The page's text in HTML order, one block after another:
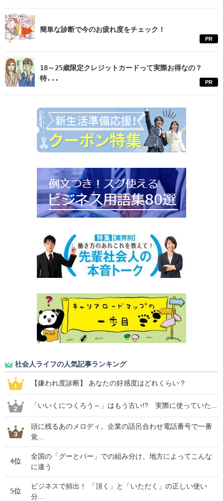
簡単な診断で今のお疲れ度をチェック！
PR
18～25歳限定クレジットカードって実際お得なの？
特...
PR
社会人ライフの人気記事ランキング
【嫌われ度診断】 あなたの好感度はどれくらい？
「いいくにつくろう～」はもう古い!? 実際に使っていた...
頭に残るあのメロディ。企業の語呂合わせ電話番号で一番
覚...
4位
全国の「グーとパー」での組み分け、地方によってこんな
に違う
5位
ビジネスで頻出！ 「頂く」と「いただく」の正しい使い
分...